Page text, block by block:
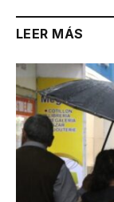
LEER MÁS